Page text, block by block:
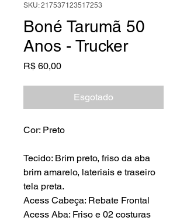
SKU: 217537123517253
Boné Tarumã 50
Anos - Trucker
R$ 60,00Preço
Esgotado
Cor: Preto
Tecido: Brim preto, friso da aba
brim amarelo, lateriais e traseiro
tela preta.
Acess Cabeça: Rebate Frontal
Acess Aba: Friso e 02 costuras